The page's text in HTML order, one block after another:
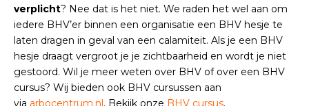
verplicht? Nee dat is het niet. We raden het wel aan om
iedere BHV’er binnen een organisatie een BHV hesje te
laten dragen in geval van een calamiteit. Als je een BHV
hesje draagt vergroot je je zichtbaarheid en wordt je niet
gestoord. Wil je meer weten over BHV of over een BHV
cursus? Wij bieden ook BHV cursussen aan
via arbocentrum.nl. Bekijk onze BHV cursus.